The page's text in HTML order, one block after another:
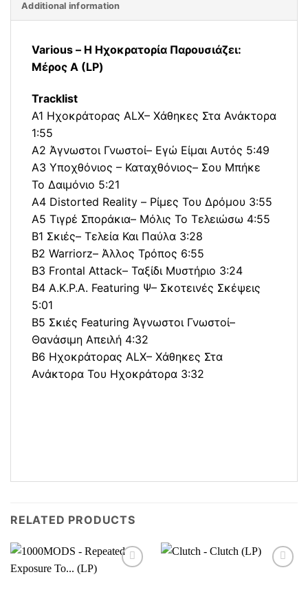
Additional information
Various – Η Ηχοκρατορία Παρουσιάζει:
Μέρος Α (LP)
Tracklist
A1 Ηχοκράτορας ALX– Χάθηκες Στα Ανάκτορα
1:55
A2 Άγνωστοι Γνωστοί– Εγώ Είμαι Αυτός 5:49
A3 Υποχθόνιος – Καταχθόνιος– Σου Μπήκε
Το Δαιμόνιο 5:21
A4 Distorted Reality – Ρίμες Του Δρόμου 3:55
A5 Τιγρέ Σποράκια– Μόλις Το Τελειώσω 4:55
B1 Σκιές– Τελεία Και Παύλα 3:28
B2 Warriorz– Άλλος Τρόπος 6:55
B3 Frontal Attack– Ταξίδι Μυστήριο 3:24
B4 Α.Κ.Ρ.Α. Featuring Ψ– Σκοτεινές Σκέψεις
5:01
B5 Σκιές Featuring Άγνωστοι Γνωστοί–
Θανάσιμη Απειλή 4:32
B6 Ηχοκράτορας ALX– Χάθηκες Στα
Ανάκτορα Του Ηχοκράτορα 3:32
RELATED PRODUCTS